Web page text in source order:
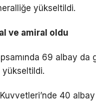
yükseltildi.
ve amiral oldu
69 albay da
40